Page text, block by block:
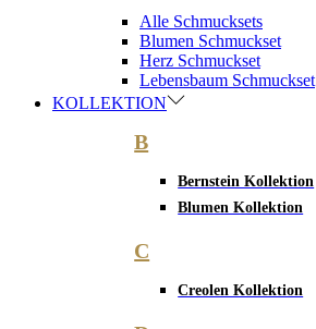
Alle Schmucksets
Blumen Schmuckset
Herz Schmuckset
Lebensbaum Schmuckset
KOLLEKTION
B
Bernstein Kollektion
Blumen Kollektion
C
Creolen Kollektion